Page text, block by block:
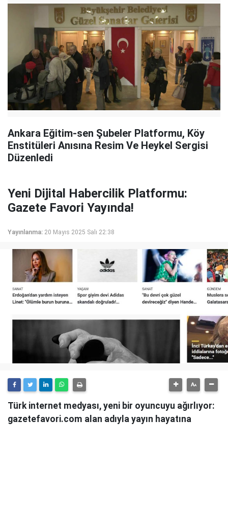
Ankara Eğitim-sen Şubeler Platformu, Köy
Enstitüleri Anısına Resim Ve Heykel Sergisi
Düzenledi
Yeni Dijital Habercilik Platformu:
Gazete Favori Yayında!
Yayınlanma: 20 Mayıs 2025 Salı 22:38
Türk internet medyası, yeni bir oyuncuyu ağırlıyor:
gazetefavori.com alan adıyla yayın hayatına